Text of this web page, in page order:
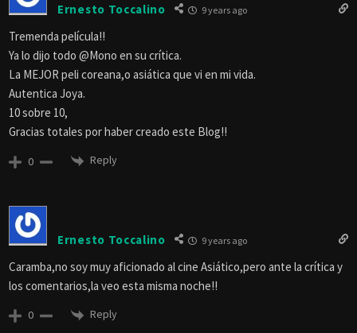
Ernesto Toccalino 9 years ago
Tremenda película!!
Ya lo dijo todo @Mono en su crítica.
La MEJOR peli coreana,o asiática que vi en mi vida.
Autentica Joya.
10 sobre 10,
Gracias totales por haber creado este Blog!!
0 Reply
Ernesto Toccalino 9 years ago
Caramba,no soy muy aficionado al cine Asiático,pero ante la crítica y
los comentarios,la veo esta misma noche!!
0 Reply